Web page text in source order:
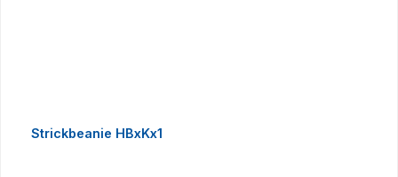
Strickbeanie HBxKx1